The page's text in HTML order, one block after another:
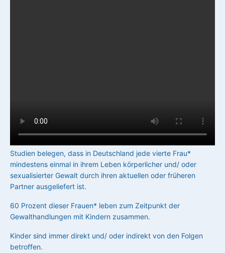
Studien belegen, dass in Deutschland jede vierte Frau*
mindestens einmal in ihrem Leben körperlicher und/ oder
sexualisierter Gewalt durch ihren aktuellen oder früheren
Partner ausgeliefert ist.
60 Prozent dieser Frauen* leben zum Zeitpunkt der
Gewalthandlungen mit Kindern zusammen.
Kinder sind immer direkt und/ oder indirekt von den Folgen
betroffen.